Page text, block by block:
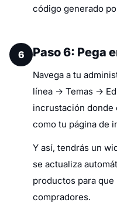
código generado
6 Paso 6: Pega
Navega a tu
línea → Temas →
incrustación donde
como tu página de
Y así, tendrás un
se actualiza
productos para
compradores.